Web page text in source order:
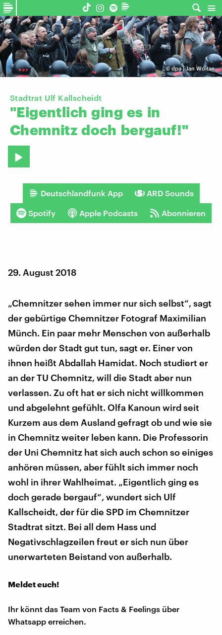
©dpa | Jan Woitas
Stadtrat Ulf Kallscheidt
"Eigentlich ging es in
Chemnitz doch bergauf!"
Deutschlandfunk App ARD Sounds
Spotify Apple Podcasts Abonnieren
29. August 2018
„Chemnitzer sehen immer nur sich selbst“, sagt
der gebürtige Chemnitzer Fotograf Maximilian
Münch. Ein paar mehr Menschen von außerhalb
würden der Stadt gut tun, sagt er. Einer von
ihnen heißt Abdallah Hamidat. Noch studiert er
an der TU Chemnitz, will die Stadt aber nun
verlassen. Zu oft hat er sich nicht willkommen
und abgelehnt gefühlt. Olfa Kanoun wird seit
Kurzem aus dem Ausland gefragt ob und wie sie
in Chemnitz weiter leben kann. Die Professorin
der Uni Chemnitz hat sich auch schon so einiges
anhören müssen, aber fühlt sich immer noch
wohl in ihrer Wahlheimat. „Eigentlich ging es
doch gerade bergauf“, wundert sich Ulf
Kallscheidt, der für die SPD im Chemnitzer
Stadtrat sitzt. Bei all dem Hass und
Negativschlagzeilen freut er sich nun über
unerwarteten Beistand von außerhalb.
Meldet euch!
Ihr könnt das Team von Facts & Feelings über
Whatsapp erreichen.